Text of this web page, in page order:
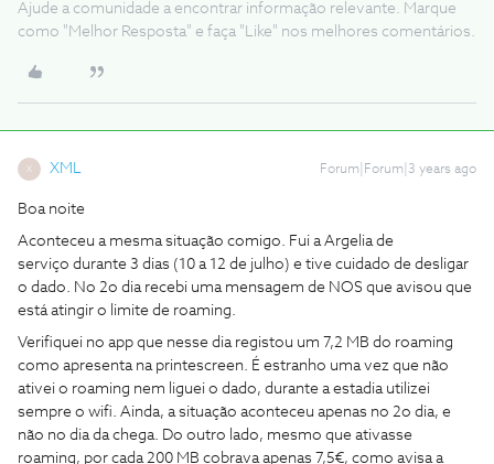
Ajude a comunidade a encontrar informação relevante. Marque
como "Melhor Resposta" e faça "Like" nos melhores comentários.
X XML Forum|Forum|3 years ago
Boa noite
Aconteceu a mesma situação comigo. Fui a Argelia de
serviço durante 3 dias (10 a 12 de julho) e tive cuidado de desligar
o dado. No 2o dia recebi uma mensagem de NOS que avisou que
está atingir o limite de roaming.
Verifiquei no app que nesse dia registou um 7,2 MB do roaming
como apresenta na printescreen. É estranho uma vez que não
ativei o roaming nem liguei o dado, durante a estadia utilizei
sempre o wifi. Ainda, a situação aconteceu apenas no 2o dia, e
não no dia da chega. Do outro lado, mesmo que ativasse
roaming, por cada 200 MB cobrava apenas 7,5€, como avisa a